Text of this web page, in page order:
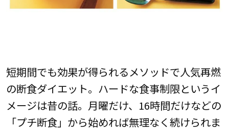
短期間でも効果が得られるメソッドで人気再燃
の断食ダイエット。ハードな食事制限というイ
メージは昔の話。月曜だけ、16時間だけなどの
「プチ断食」から始めれば無理なく続けられま